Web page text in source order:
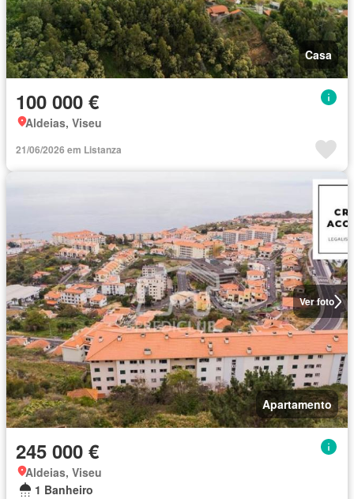
Casa
100 000 €
Aldeias, Viseu
21/06/2026 em Listanza
Ver foto
Apartamento
245 000 €
Aldeias, Viseu
1 Banheiro